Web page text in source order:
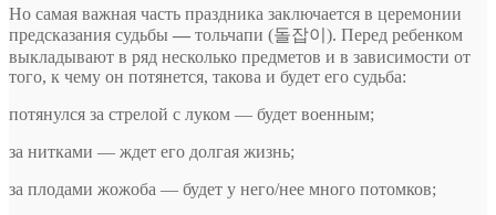
Но самая важная часть праздника заключается в церемонии
предсказания судьбы — тольчапи (돌잡이). Перед ребенком
выкладывают в ряд несколько предметов и в зависимости от
того, к чему он потянется, такова и будет его судьба:
потянулся за стрелой с луком — будет военным;
за нитками — ждет его долгая жизнь;
за плодами жожоба — будет у него/нее много потомков;